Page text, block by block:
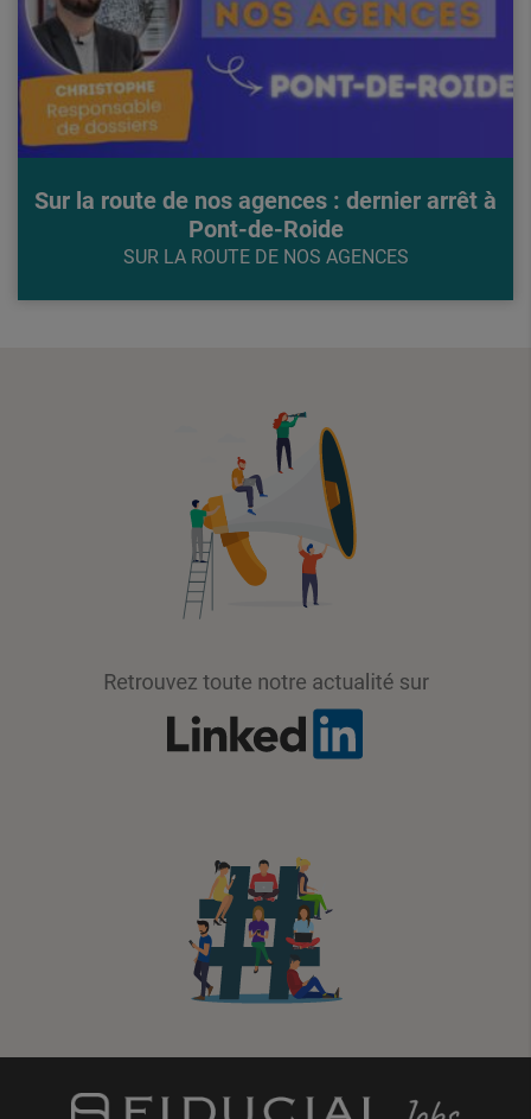
Sur la route de nos agences : dernier arrêt à
Pont-de-Roide
SUR LA ROUTE DE NOS AGENCES